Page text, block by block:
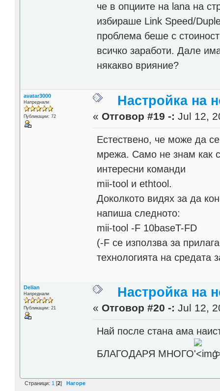
че в опциите на lana на
избираше Link Speed/
проблема беше с
всичко заработи. Дале
някакво врияние?
avatar3000
Напреднали
Публикации: 72
Настройка на
« Отговор #19 -: Jul 12,
Естествено, че може да
мрежа. Само не знам как
интересни команди
mii-tool и ethtool.
Доколкото видях за да
напиша следното:
mii-tool -F 10baseT-FD
(-F се използва за
технологията на средата
Delian
Напреднали
Публикации: 21
Настройка на
« Отговор #20 -: Jul 12,
Най после стана ама
БЛАГОДАРЯ МНОГО
Страници: 1 [2] Нагоре